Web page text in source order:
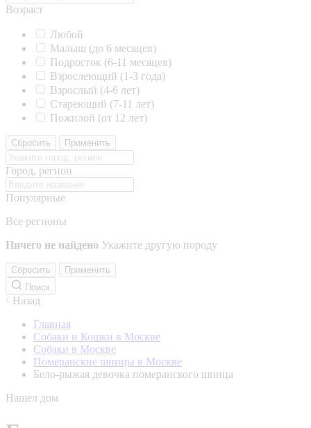
Возраст
Любой
Малыш (до 6 месяцев)
Подросток (6-11 месяцев)
Взрослеющий (1-3 года)
Взрослый (4-6 лет)
Стареющий (7-11 лет)
Пожилой (от 12 лет)
Сбросить Применить
Город, регион
Популярные
Все регионы
Ничего не найдено Укажите другую породу
Сбросить
Применить
Поиск
Назад
Главная
Собаки и Кошки в Москве
Собаки в Москве
Померанские шпицы в Москве
Бело-рыжая девочка померанского шпица
Нашел дом